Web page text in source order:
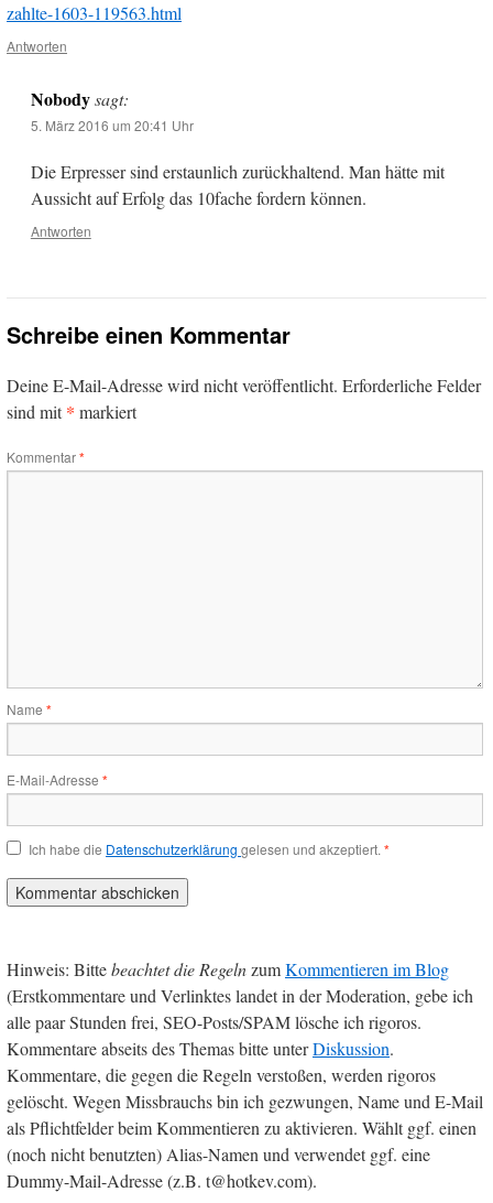
zahlte-1603-119563.html
Antworten
Nobody sagt:
5. März 2016 um 20:41 Uhr
Die Erpresser sind erstaunlich zurückhaltend. Man hätte mit
Aussicht auf Erfolg das 10fache fordern können.
Antworten
Schreibe einen Kommentar
Deine E-Mail-Adresse wird nicht veröffentlicht. Erforderliche Felder
sind mit* markiert
Kommentar*
Name *
E-Mail-Adresse *
Ich habe die Datenschutzerklärung gelesen und akzeptiert. *
Hinweis: Bittebeachtet die RegelnzumKommentieren im Blog
(Erstkommentare und Verlinktes landet in der Moderation, gebe ich
alle paar Stunden frei, SEO-Posts/SPAM lösche ich rigoros.
Kommentare abseits des Themas bitte unterDiskussion.
Kommentare, die gegen die Regeln verstoßen, werden rigoros
gelöscht. Wegen Missbrauchs bin ich gezwungen, Name und E-Mail
als Pflichtfelder beim Kommentieren zu aktivieren. Wählt ggf. einen
(noch nicht benutzten) Alias-Namen und verwendet ggf. eine
Dummy-Mail-Adresse (z.B. t@hotkev.com).